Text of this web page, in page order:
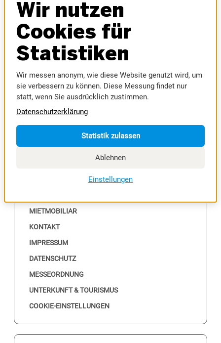
AUTOMESSE
MESSEFRÜHLING
HAUS & BAU
INNVIERTLER OKTOBERFEST
MODELLBAUMESSE
SPORTMESSE
RIEDER MESSE
RIEDER VOLKSFEST
MIETMOBILIAR
KONTAKT
IMPRESSUM
DATENSCHUTZ
MESSEORDNUNG
UNTERKUNFT & TOURISMUS
COOKIE-EINSTELLUNGEN
Wir nutzen
Cookies für
Statistiken
Wir messen anonym, wie diese Website genutzt wird, um
sie verbessern zu können. Diese Messung findet nur
statt, wenn Sie ausdrücklich zustimmen.
Datenschutzerklärung
Statistik zulassen
Ablehnen
Einstellungen